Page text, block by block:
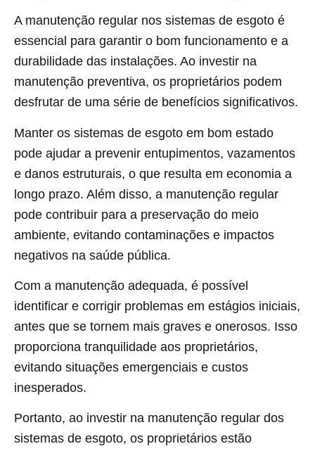
A manutenção regular nos sistemas de esgoto é
essencial para garantir o bom funcionamento e a
durabilidade das instalações. Ao investir na
manutenção preventiva, os proprietários podem
desfrutar de uma série de benefícios significativos.
Manter os sistemas de esgoto em bom estado
pode ajudar a prevenir entupimentos, vazamentos
e danos estruturais, o que resulta em economia a
longo prazo. Além disso, a manutenção regular
pode contribuir para a preservação do meio
ambiente, evitando contaminações e impactos
negativos na saúde pública.
Com a manutenção adequada, é possível
identificar e corrigir problemas em estágios iniciais,
antes que se tornem mais graves e onerosos. Isso
proporciona tranquilidade aos proprietários,
evitando situações emergenciais e custos
inesperados.
Portanto, ao investir na manutenção regular dos
sistemas de esgoto, os proprietários estão